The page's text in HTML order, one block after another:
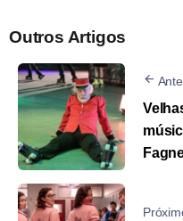
Outros Artigos